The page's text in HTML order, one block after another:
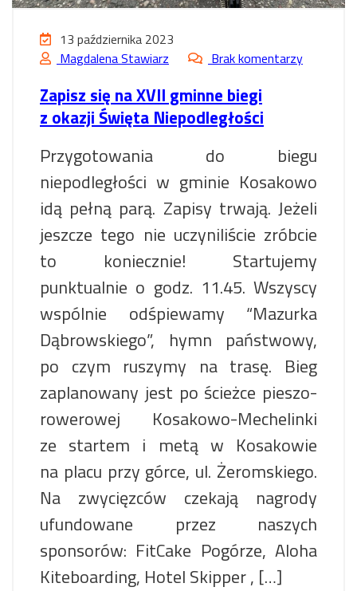
13 października 2023
Magdalena Stawiarz
Brak komentarzy
Zapisz się na XVII gminne biegi
z okazji Święta Niepodległości
Przygotowania do biegu
niepodległości w gminie Kosakowo
idą pełną parą. Zapisy trwają. Jeżeli
jeszcze tego nie uczyniliście zróbcie
to koniecznie! Startujemy
punktualnie o godz. 11.45. Wszyscy
wspólnie odśpiewamy “Mazurka
Dąbrowskiego”, hymn państwowy,
po czym ruszymy na trasę. Bieg
zaplanowany jest po ścieżce pieszo-
rowerowej Kosakowo-Mechelinki
ze startem i metą w Kosakowie
na placu przy górce, ul. Żeromskiego.
Na zwycięzców czekają nagrody
ufundowane przez naszych
sponsorów: FitCake Pogórze, Aloha
Kiteboarding, Hotel Skipper , […]